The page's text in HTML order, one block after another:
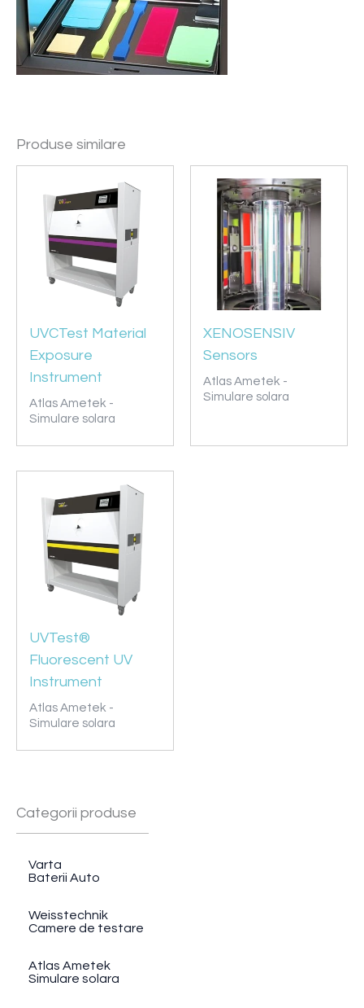
Produse similare
UVCTest Material
Exposure
Instrument
Atlas Ametek -
Simulare solara
XENOSENSIV
Sensors
Atlas Ametek -
Simulare solara
UVTest®
Fluorescent UV
Instrument
Atlas Ametek -
Simulare solara
Categorii produse
Varta
Baterii Auto
Weisstechnik
Camere de testare
Atlas Ametek
Simulare solara